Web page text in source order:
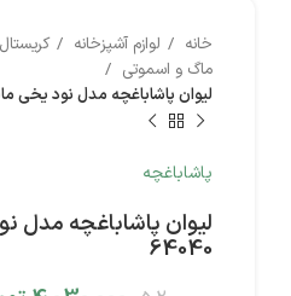
خانه لوازم آشپزخانه
ماگ و اسموتی
لیوان پاشاباغچه مدل نود یخی مات
پاشاباغچه
لیوان پاشاباغچه مدل
64040